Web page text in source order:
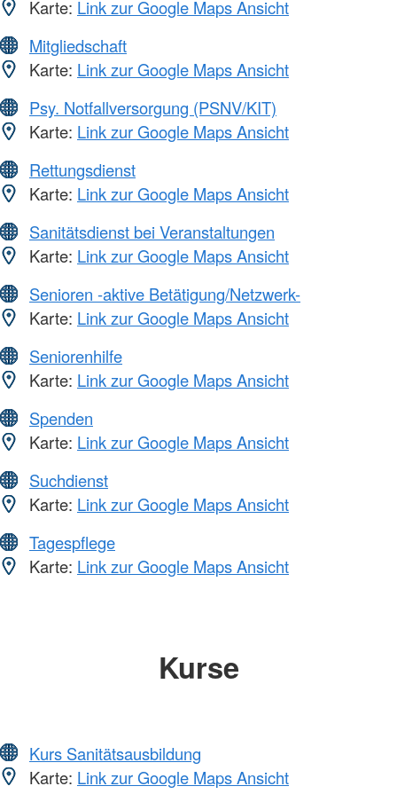
Karte: Link zur Google Maps Ansicht
Mitgliedschaft
Karte: Link zur Google Maps Ansicht
Psy. Notfallversorgung (PSNV/KIT)
Karte: Link zur Google Maps Ansicht
Rettungsdienst
Karte: Link zur Google Maps Ansicht
Sanitätsdienst bei Veranstaltungen
Karte: Link zur Google Maps Ansicht
Senioren -aktive Betätigung/Netzwerk-
Karte: Link zur Google Maps Ansicht
Seniorenhilfe
Karte: Link zur Google Maps Ansicht
Spenden
Karte: Link zur Google Maps Ansicht
Suchdienst
Karte: Link zur Google Maps Ansicht
Tagespflege
Karte: Link zur Google Maps Ansicht
Kurse
Kurs Sanitätsausbildung
Karte: Link zur Google Maps Ansicht